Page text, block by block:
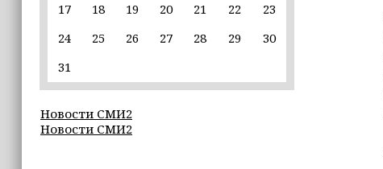
Силы ПВО сбили 75 БПЛА над
сутки
20:09
19:37
17
18 19 20 21 22
23
24
25 26 27 28 29
30
31
Новости СМИ2
Новости СМИ2